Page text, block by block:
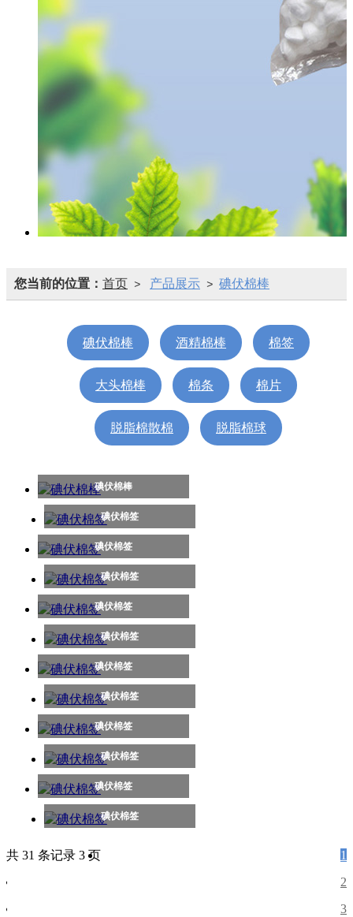
您当前的位置： 首页 > 产品展示 > 碘伏棉棒
碘伏棉棒 酒精棉棒 棉签
大头棉棒 棉条 棉片
脱脂棉散棉 脱脂棉球
碘伏棉棒
碘伏棉签
碘伏棉签
碘伏棉签
碘伏棉签
碘伏棉签
碘伏棉签
碘伏棉签
碘伏棉签
碘伏棉签
碘伏棉签
碘伏棉签
共 31 条记录 3 页
1
2
3